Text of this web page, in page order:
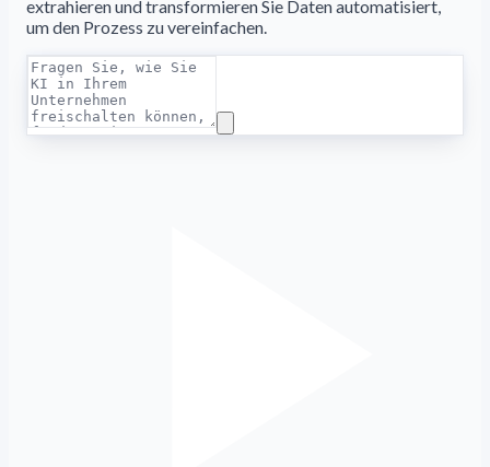
extrahieren und transformieren Sie Daten automatisiert,
um den Prozess zu vereinfachen.